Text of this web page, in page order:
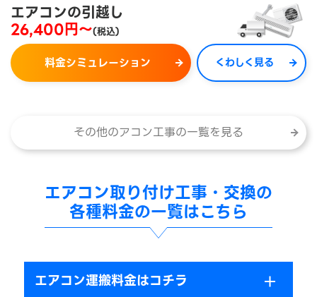
エアコンの引越し
26,400円～(税込)
料金シミュレーション くわしく見る
その他のアコン工事の一覧を見る
エアコン取り付け工事・交換の
各種料金の一覧はこちら
エアコン運搬料金はコチラ